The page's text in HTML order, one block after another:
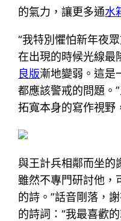
的氣力，讓更多通水
“我特別懼怕新年夜
在出現的時候光線最
良版漸地變弱。這是
都應該警戒的問題。
拓寬本身的寫作視野
與王計兵相鄰而坐的
雖然不專門研討他，
的詩。”話音剛落，
的詩詞：“我最喜歡